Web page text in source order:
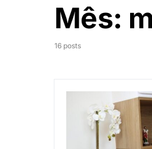
Mês:
16 posts